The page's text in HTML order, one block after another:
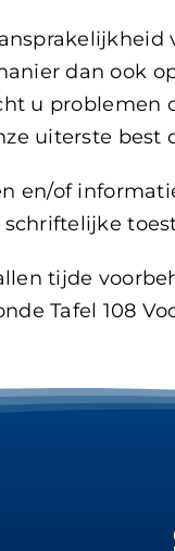
dan ook
u
uiterste
en/of
tijde
Tafel 108